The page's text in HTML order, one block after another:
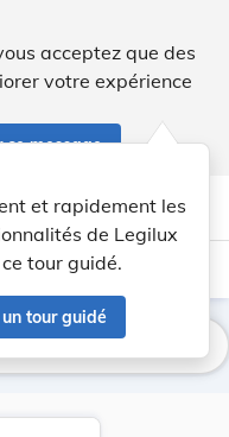
acceptez que des
votre expérience
ce message
help Aide
et rapidement les
de Legilux
tour guidé.
tour guidé
light_mode dark_mode